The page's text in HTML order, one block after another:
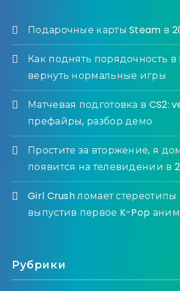
Подарочные карты Steam в
Как поднять порядочность в
вернуть нормальные игры
Матчевая подготовка в CS2:
префайры, разбор демо
Простите за вторжение, я
появится на телевидении в
Girl Crush ломает
выпустив первое K-Pop
Рубрики